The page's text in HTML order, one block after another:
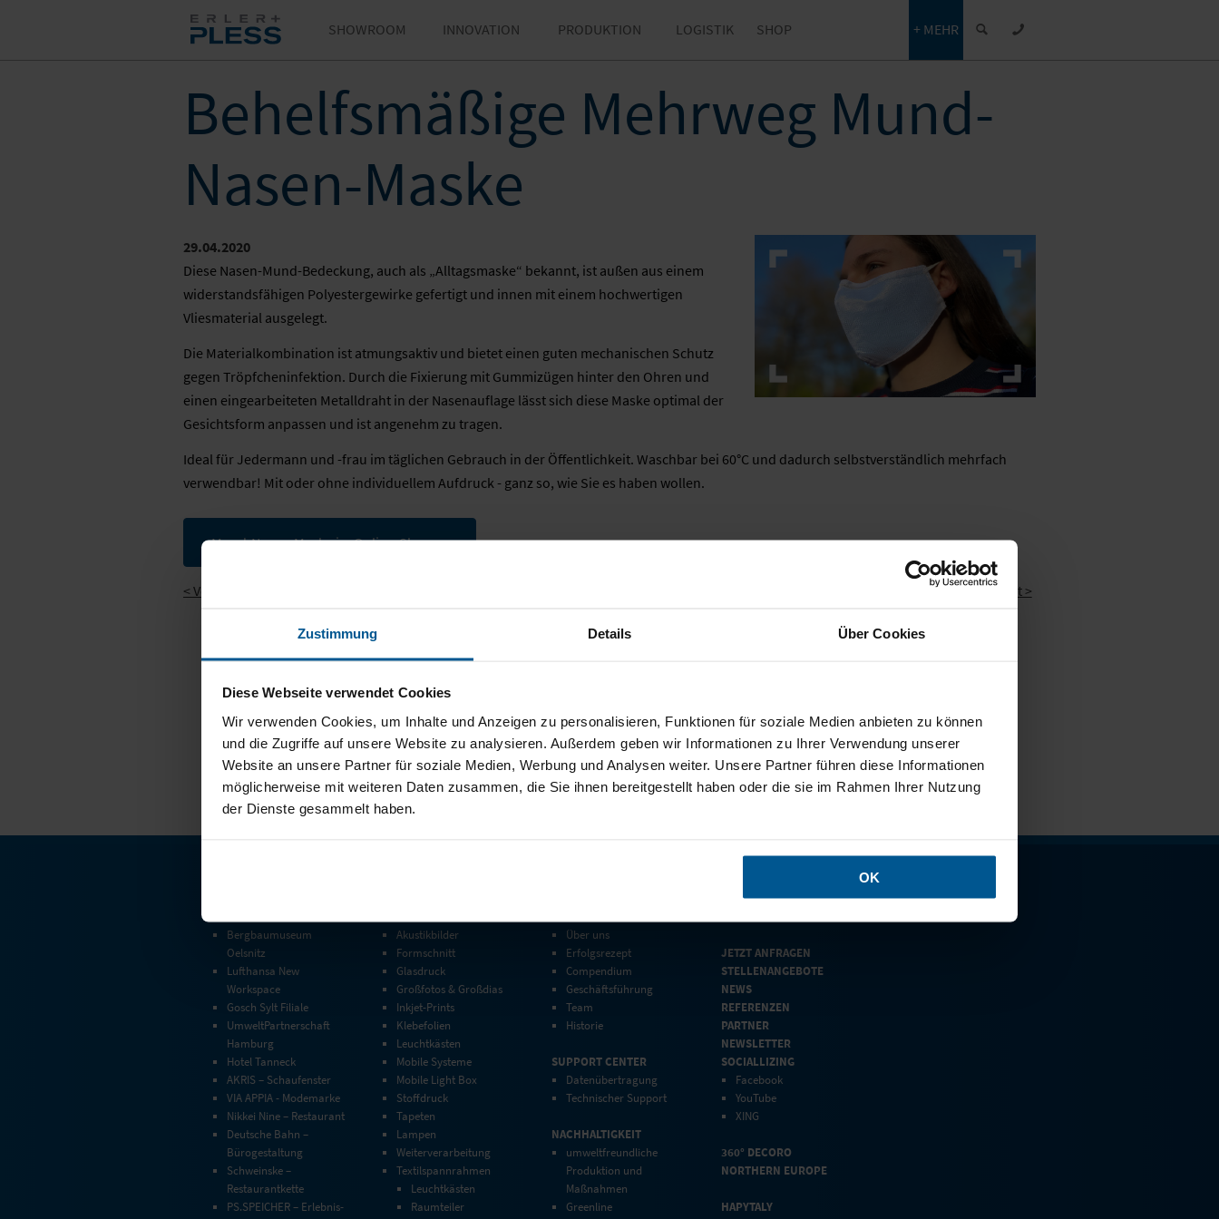
Zustimmung Details Über Cookies
Diese Webseite verwendet Cookies
Wir verwenden Cookies, um Inhalte und Anzeigen zu personalisieren, Funktionen für soziale Medien anbieten zu können
und die Zugriffe auf unsere Website zu analysieren. Außerdem geben wir Informationen zu Ihrer Verwendung unserer
Website an unsere Partner für soziale Medien, Werbung und Analysen weiter. Unsere Partner führen diese Informationen
möglicherweise mit weiteren Daten zusammen, die Sie ihnen bereitgestellt haben oder die sie im Rahmen Ihrer Nutzung
der Dienste gesammelt haben.
OK
SHOWROOM INNOVATION PRODUKTION LOGISTIK SHOP + MEHR
Behelfsmäßige Mehrweg Mund-
Nasen-Maske
29.04.2020
Diese Nasen-Mund-Bedeckung, auch als „Alltagsmaske“ bekannt, ist außen aus einem
widerstandsfähigen Polyestergewirke gefertigt und innen mit einem hochwertigen
Vliesmaterial ausgelegt.
Die Materialkombination ist atmungsaktiv und bietet einen guten mechanischen Schutz
gegen Tröpfcheninfektion. Durch die Fixierung mit Gummizügen hinter den Ohren und
einen eingearbeiteten Metalldraht in der Nasenauflage lässt sich diese Maske optimal der
Gesichtsform anpassen und ist angenehm zu tragen.
Ideal für Jedermann und -frau im täglichen Gebrauch in der Öffentlichkeit. Waschbar bei 60°C und dadurch selbstverständlich mehrfach
verwendbar! Mit oder ohne individuellem Aufdruck - ganz so, wie Sie es haben wollen.
Mund-Nasen-Maske im Online-Shop
< Vorige Nachricht Nächste Nachricht >
Jetzt Anfragen News Portfolio Download Support Center Nachhaltigkeit
Bergbaumuseum
Oelsnitz
Lufthansa New
Workspace
Gosch Sylt Filiale
UmweltPartnerschaft
Hamburg
Hotel Tanneck
AKRIS – Schaufenster
VIA APPIA - Modemarke
Nikkei Nine – Restaurant
Deutsche Bahn –
Bürogestaltung
Schweinske –
Restaurantkette
PS.SPEICHER – Erlebnis-
Akustikbilder
Formschnitt
Glasdruck
Großfotos & Großdias
Inkjet-Prints
Klebefolien
Leuchtkästen
Mobile Systeme
Mobile Light Box
Stoffdruck
Tapeten
Lampen
Weiterverarbeitung
Textilspannrahmen
Leuchtkästen
Raumteiler
Über uns
Erfolgsrezept
Compendium
Geschäftsführung
Team
Historie
SUPPORT CENTER
Datenübertragung
Technischer Support
NACHHALTIGKEIT
umweltfreundliche
Produktion und
Maßnahmen
Greenline
JETZT ANFRAGEN
STELLENANGEBOTE
NEWS
REFERENZEN
PARTNER
NEWSLETTER
SOCIALLIZING
Facebook
YouTube
XING
360° DECORO
NORTHERN EUROPE
HAPYTALY